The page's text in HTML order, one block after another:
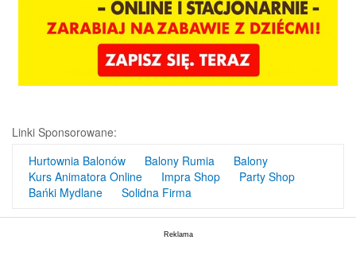
Linki Sponsorowane:
Hurtownia Balonów
Balony Rumia
Balony
Kurs Animatora Online
Impra Shop
Party Shop
Bańki Mydlane
Solidna Firma